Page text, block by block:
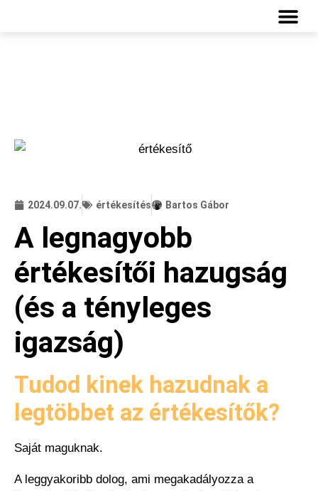
2024.09.07. értékesítés Bartos Gábor
A legnagyobb
értékesítői hazugság
(és a tényleges
igazság)
Tudod kinek hazudnak a
legtöbbet az értékesítők?
Saját maguknak.
A leggyakoribb dolog, ami megakadályozza a